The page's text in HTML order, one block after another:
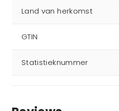
Land van herkomst
GTIN
Statistieknummer